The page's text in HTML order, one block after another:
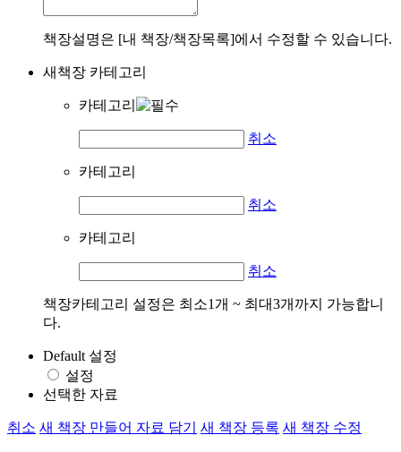
책장설명은 [내 책장/책장목록]에서 수정할 수 있습니다.
새책장 카테고리
카테고리
취소
카테고리
취소
카테고리
취소
책장카테고리 설정은 최소1개 ~ 최대3개까지 가능합니
다.
Default 설정
설정
선택한 자료
취소 새 책장 만들어 자료 담기 새 책장 등록 새 책장 수정